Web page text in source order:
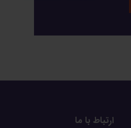
ارتباط با ما